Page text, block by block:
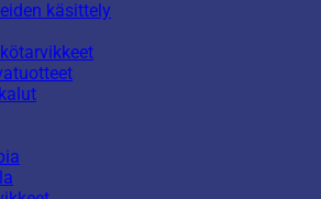
käsittely